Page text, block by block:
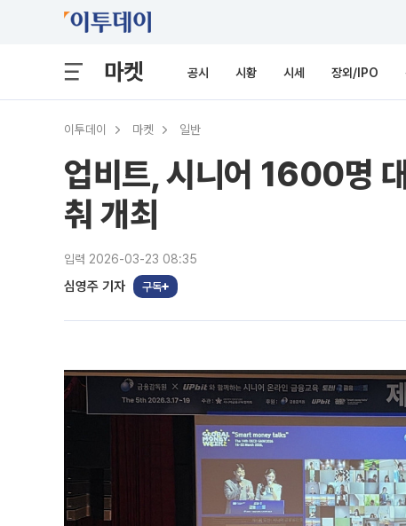
마켓 공시 시황 시세 장외/IPO
이투데이 마켓 일반
업비트, 시니어 1600명
춰 개최
입력 2026-03-23 08:35
심영주 기자 구독